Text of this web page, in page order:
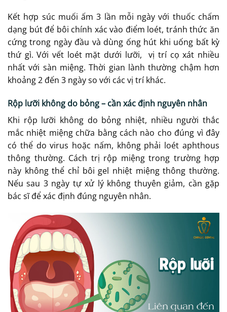
Kết hợp súc muối ấm 3 lần mỗi ngày với thuốc chấm
dạng bút để bôi chính xác vào điểm loét, tránh thức ăn
cứng trong ngày đầu và dùng ống hút khi uống bất kỳ
thứ gì. Với vết loét mặt dưới lưỡi, vị trí cọ xát nhiều
nhất với sàn miệng. Thời gian lành thường chậm hơn
khoảng 2 đến 3 ngày so với các vị trí khác.
Rộp lưỡi không do bỏng – cần xác định nguyên nhân
Khi rộp lưỡi không do bỏng nhiệt, nhiều người thắc
mắc nhiệt miệng chữa bằng cách nào cho đúng vì đây
có thể do virus hoặc nấm, không phải loét aphthous
thông thường. Cách trị rộp miệng trong trường hợp
này không thể chỉ bôi gel nhiệt miệng thông thường.
Nếu sau 3 ngày tự xử lý không thuyên giảm, cần gặp
bác sĩ để xác định đúng nguyên nhân.